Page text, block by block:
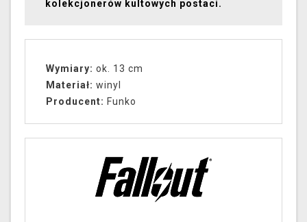
kolekcjonerów kultowych postaci.
Wymiary: ok. 13 cm
Materiał: winyl
Producent: Funko